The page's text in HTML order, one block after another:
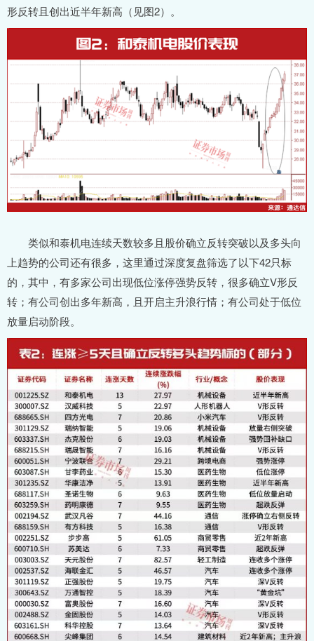
形反转且创出近半年新高（见图2）。
类似和泰机电连续天数较多且股价确立反转突破以及多头向
上趋势的公司还有很多，这里通过深度复盘筛选了以下42只标
的，其中，有多家公司出现低位涨停强势反转，很多确立V形反
转；有公司创出多年新高，且开启主升浪行情；有公司处于低位
放量启动阶段。